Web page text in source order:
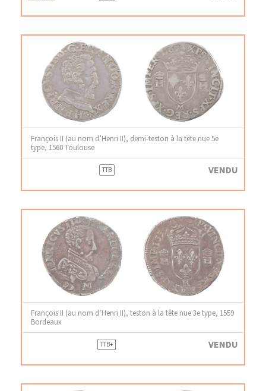
François II (au nom d’Henri II), demi-teston à la tête nue 5e
type, 1560 Toulouse
TTB VENDU
François II (au nom d’Henri II), teston à la tête nue 3e type, 1559
Bordeaux
TTB+ VENDU